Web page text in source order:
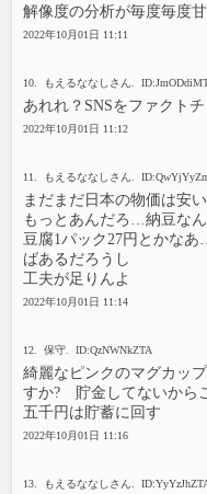
解像度の分析が毎度毎度
2022年10月01日 11:11
10. もえるななしさん.
あれれ？SNSをファクト
2022年10月01日 11:12
11. もえるななしさん.
まだまだ日本の物価は安い
もっとあんだろ…納豆な
豆腐1パック27円とかな
ばあるだろうし
工夫が足りんよ
2022年10月01日 11:14
12. 保守. ID:QzNWNkZTA
綺麗なピンクのマグカッ
すか? 貯金してないから
五千円は貯蓄に回す
2022年10月01日 11:16
13. もえるななしさん.